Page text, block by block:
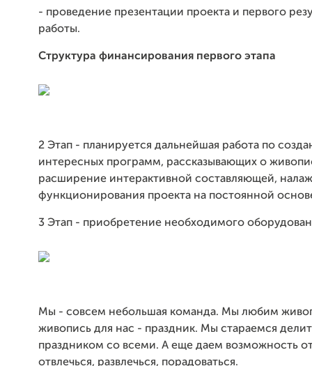
- проведение презентации проекта и первого
работы.
Структура финансирования первого этапа
2 Этап - планируется дальнейшая работа по
интересных программ, рассказывающих о
расширение интерактивной составляющей,
функционирования проекта на постоянной
3 Этап - приобретение необходимого
Мы - совсем небольшая команда. Мы любим
живопись для нас - праздник. Мы стараемся
праздником со всеми. А еще даем возможность
отвлечься, развлечься, порадоваться.